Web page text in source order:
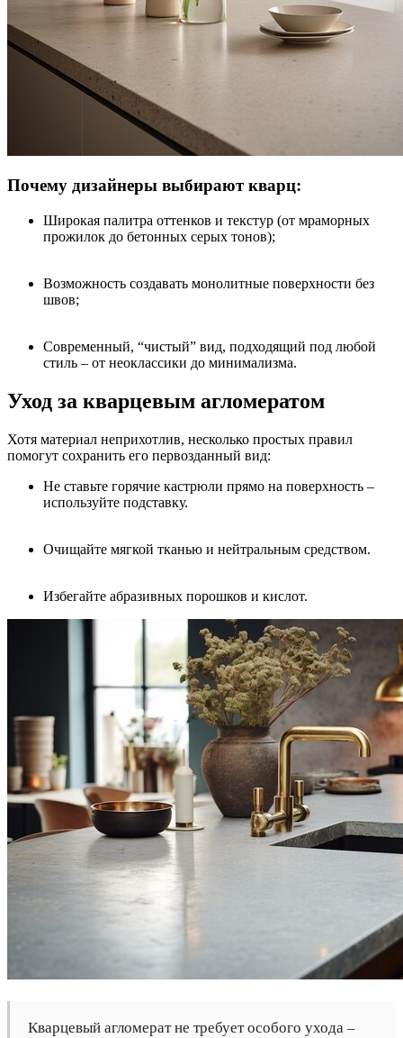
Почему дизайнеры выбирают кварц:
Широкая палитра оттенков и текстур (от мраморных
прожилок до бетонных серых тонов);
Возможность создавать монолитные поверхности без
швов;
Современный, “чистый” вид, подходящий под любой
стиль – от неоклассики до минимализма.
Уход за кварцевым агломератом
Хотя материал неприхотлив, несколько простых правил
помогут сохранить его первозданный вид:
Не ставьте горячие кастрюли прямо на поверхность –
используйте подставку.
Очищайте мягкой тканью и нейтральным средством.
Избегайте абразивных порошков и кислот.
Кварцевый агломерат не требует особого ухода –